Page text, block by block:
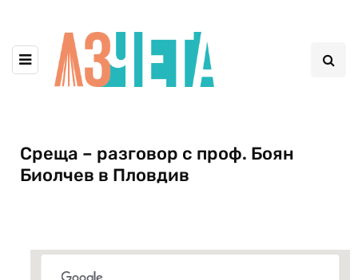
Среща – разговор с проф. Боян
Биолчев в Пловдив